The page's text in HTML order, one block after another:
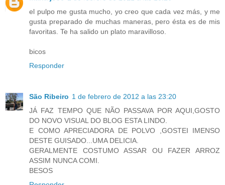
el pulpo me gusta mucho, yo creo que cada vez más, y me
gusta preparado de muchas maneras, pero ésta es de mis
favoritas. Te ha salido un plato maravilloso.
bicos
Responder
São Ribeiro 1 de febrero de 2012 a las 23:20
JÁ FAZ TEMPO QUE NÃO PASSAVA POR AQUI,GOSTO
DO NOVO VISUAL DO BLOG ESTA LINDO.
E COMO APRECIADORA DE POLVO ,GOSTEI IMENSO
DESTE GUISADO...UMA DELICIA.
GERALMENTE COSTUMO ASSAR OU FAZER ARROZ
ASSIM NUNCA COMI.
BESOS